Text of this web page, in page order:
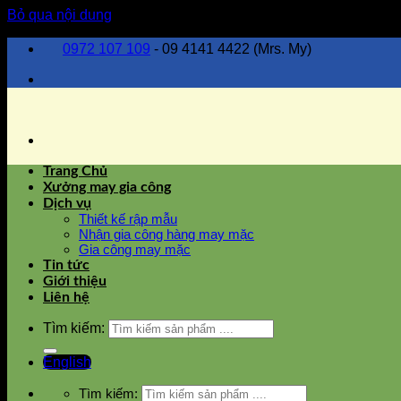
Bỏ qua nội dung
0972 107 109 - 09 4141 4422 (Mrs. My)
Trang Chủ
Xưởng may gia công
Dịch vụ
Thiết kế rập mẫu
Nhận gia công hàng may mặc
Gia công may mặc
Tin tức
Giới thiệu
Liên hệ
Tìm kiếm:
English
Tìm kiếm: